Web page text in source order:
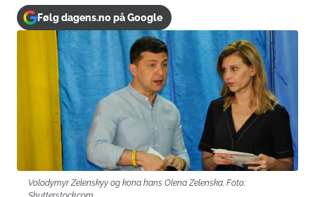
Følg dagens.no på Google
Volodymyr Zelenskyy og kona hans Olena Zelenska. Foto: